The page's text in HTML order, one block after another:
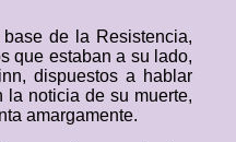
de la Resistencia,
que estaban a su lado,
dispuestos a hablar
la noticia de su muerte,
amargamente.